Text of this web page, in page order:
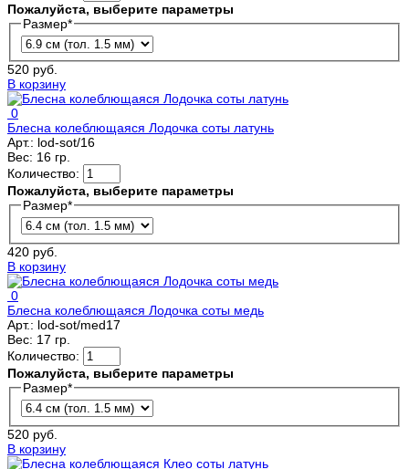
Пожалуйста, выберите параметры
Размер*
520 руб.
В корзину
0
Блесна колеблющаяся Лодочка соты латунь
Арт.: lod-sot/16
Вес: 16 гр.
Количество:
Пожалуйста, выберите параметры
Размер*
420 руб.
В корзину
0
Блесна колеблющаяся Лодочка соты медь
Арт.: lod-sot/med17
Вес: 17 гр.
Количество:
Пожалуйста, выберите параметры
Размер*
520 руб.
В корзину